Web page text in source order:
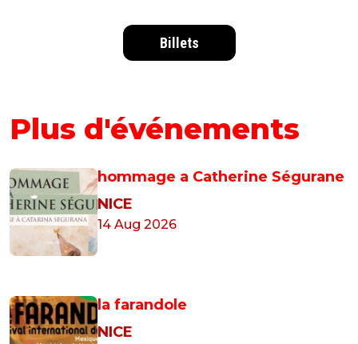
Billets
Plus d'événements
hommage a Catherine Ségurane
NICE
14 Aug 2026
la farandole
NICE